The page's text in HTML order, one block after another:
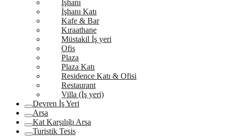
İşhanı
İşhanı Katı
Kafe & Bar
Kıraathane
Müstakil İş yeri
Ofis
Plaza
Plaza Katı
Residence Katı & Ofisi
Restaurant
Villa (İş yeri)
Devren İş Yeri
Arsa
Kat Karşılığı Arsa
Turistik Tesis